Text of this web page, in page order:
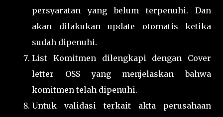
persyaratan yang belum terpenuhi. Dan
akan dilakukan update otomatis ketika
sudah dipenuhi.
List Komitmen dilengkapi dengan Cover
letter OSS yang menjelaskan bahwa
komitmen telah dipenuhi.
Untuk validasi terkait akta perusahaan